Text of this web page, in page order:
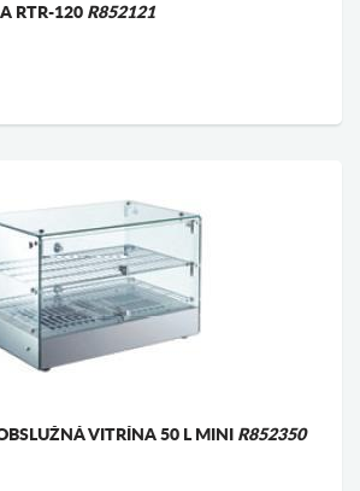
RTR-120 R852121
VITRÍNA 50 L MINI R852350